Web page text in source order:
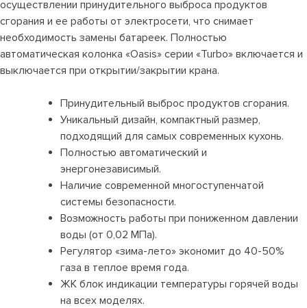
осуществлении принудительного выброса продуктов
сгорания и ее работы от электросети, что снимает
необходимость замены батареек. Полностью
автоматическая колонка «Oasis» серии «Turbo» включается и
выключается при открытии/закрытии крана.
Принудительный выброс продуктов сгорания.
Уникальный дизайн, компактный размер,
подходящий для самых современных кухонь.
Полностью автоматический и
энергонезависимый.
Наличие современной многоступенчатой
системы безопасности.
Возможность работы при пониженном давлении
воды (от 0,02 МПа).
Регулятор «зима-лето» экономит до 40-50%
газа в теплое время года.
ЖК блок индикации температуры горячей воды
на всех моделях.